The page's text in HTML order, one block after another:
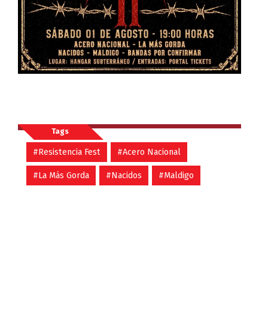
Tags
#Resistencia Fest #Acero Nacional
#La Más Gorda #Nacidos #Maldigo